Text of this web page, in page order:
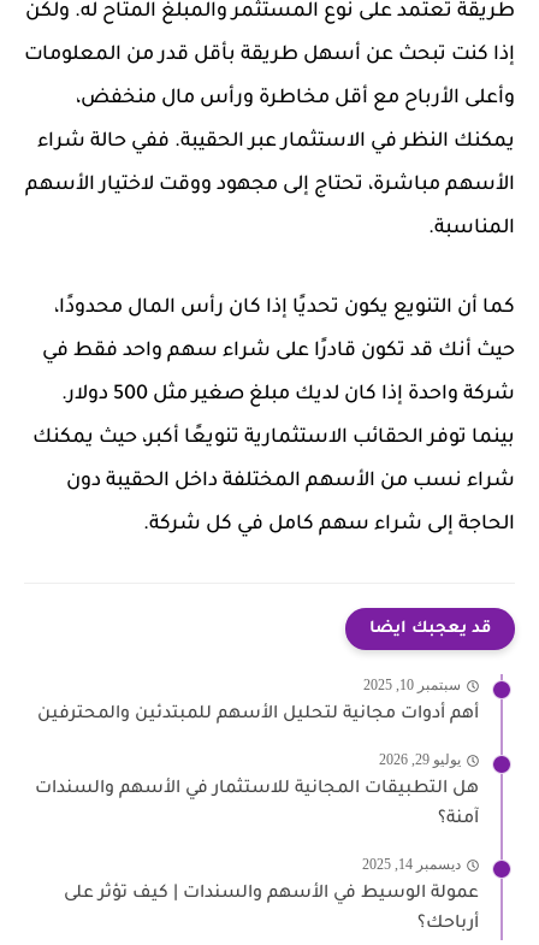
طريقة تعتمد على نوع المستثمر والمبلغ المتاح له. ولكن
إذا كنت تبحث عن أسهل طريقة بأقل قدر من المعلومات
وأعلى الأرباح مع أقل مخاطرة ورأس مال منخفض،
يمكنك النظر في الاستثمار عبر الحقيبة. ففي حالة شراء
الأسهم مباشرة، تحتاج إلى مجهود ووقت لاختيار الأسهم
المناسبة.
كما أن التنويع يكون تحديًا إذا كان رأس المال محدودًا،
حيث أنك قد تكون قادرًا على شراء سهم واحد فقط في
شركة واحدة إذا كان لديك مبلغ صغير مثل 500 دولار.
بينما توفر الحقائب الاستثمارية تنويعًا أكبر، حيث يمكنك
شراء نسب من الأسهم المختلفة داخل الحقيبة دون
الحاجة إلى شراء سهم كامل في كل شركة.
قد يعجبك ايضا
سبتمبر 10, 2025
أهم أدوات مجانية لتحليل الأسهم للمبتدئين والمحترفين
يوليو 29, 2026
هل التطبيقات المجانية للاستثمار في الأسهم والسندات
آمنة؟
ديسمبر 14, 2025
عمولة الوسيط في الأسهم والسندات | كيف تؤثر على
أرباحك؟